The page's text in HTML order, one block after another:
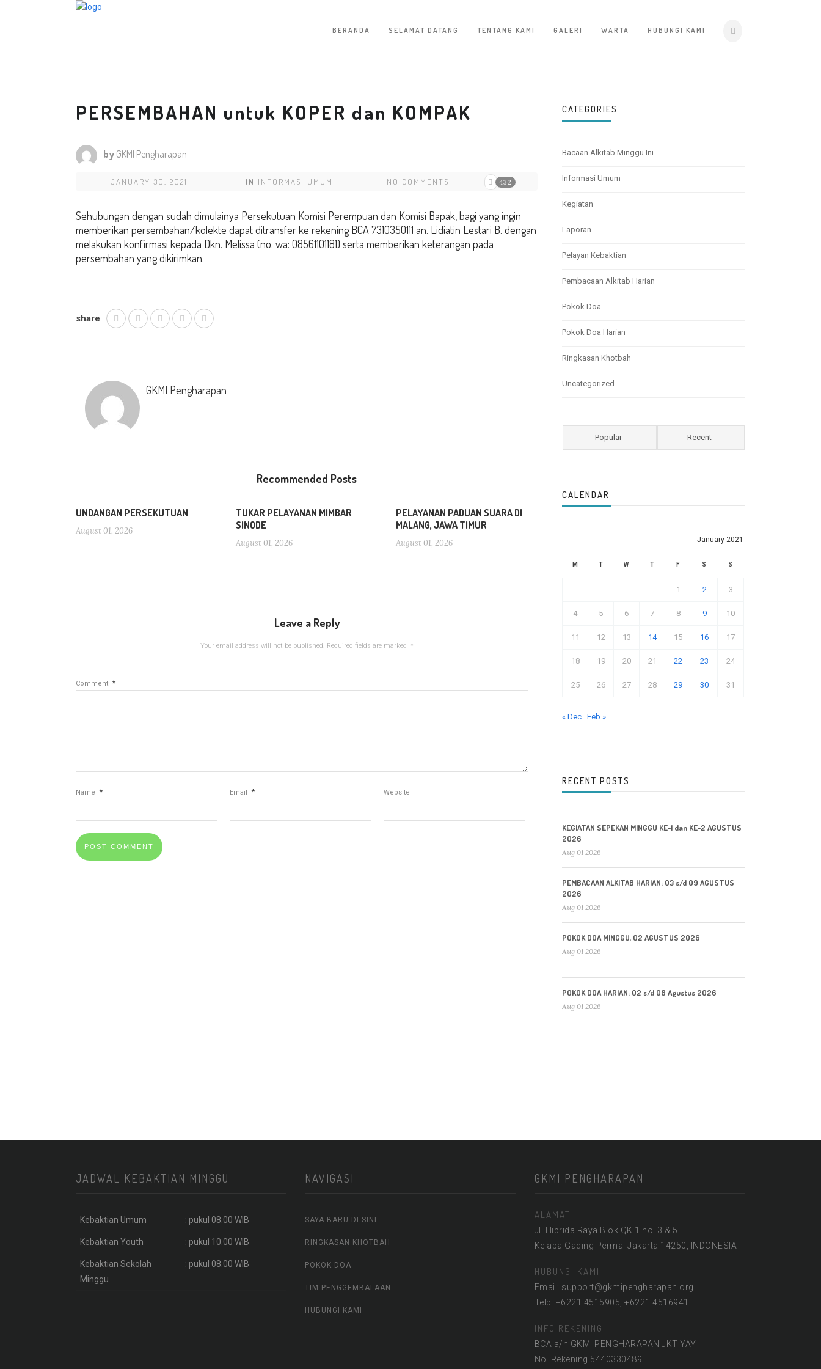
BERANDA SELAMAT DATANG TENTANG KAMI GALERI WARTA HUBUNGI KAMI
PERSEMBAHAN untuk KOPER dan KOMPAK
by GKMI Pengharapan
JANUARY 30, 2021 IN INFORMASI UMUM NO COMMENTS 432
Sehubungan dengan sudah dimulainya Persekutuan Komisi Perempuan dan Komisi Bapak, bagi yang ingin
memberikan persembahan/kolekte dapat ditransfer ke rekening BCA 7310350111 an. Lidiatin Lestari B. dengan
melakukan konfirmasi kepada Dkn. Melissa (no. wa: 08561101181) serta memberikan keterangan pada
persembahan yang dikirimkan.
share
GKMI Pengharapan
Recommended Posts
UNDANGAN PERSEKUTUAN
August 01, 2026
TUKAR PELAYANAN MIMBAR
SINODE
August 01, 2026
PELAYANAN PADUAN SUARA DI
MALANG, JAWA TIMUR
August 01, 2026
Leave a Reply
Your email address will not be published. Required fields are marked *
Comment *
Name * Email * Website
CATEGORIES
Bacaan Alkitab Minggu Ini
Informasi Umum
Kegiatan
Laporan
Pelayan Kebaktian
Pembacaan Alkitab Harian
Pokok Doa
Pokok Doa Harian
Ringkasan Khotbah
Uncategorized
Popular Recent
CALENDAR
January 2021
M T W T F S S
1 2 3
4 5 6 7 8 9 10
11 12 13 14 15 16 17
18 19 20 21 22 23 24
25 26 27 28 29 30 31
« Dec Feb »
RECENT POSTS
KEGIATAN SEPEKAN MINGGU KE-1 dan KE-2 AGUSTUS
2026
Aug 01 2026
PEMBACAAN ALKITAB HARIAN: 03 s/d 09 AGUSTUS
2026
Aug 01 2026
POKOK DOA MINGGU, 02 AGUSTUS 2026
Aug 01 2026
POKOK DOA HARIAN: 02 s/d 08 Agustus 2026
Aug 01 2026
JADWAL KEBAKTIAN MINGGU
Kebaktian Umum : pukul 08.00 WIB
Kebaktian Youth : pukul 10.00 WIB
Kebaktian Sekolah
Minggu
: pukul 08.00 WIB
NAVIGASI
SAYA BARU DI SINI
RINGKASAN KHOTBAH
POKOK DOA
TIM PENGGEMBALAAN
HUBUNGI KAMI
GKMI PENGHARAPAN
ALAMAT
Jl. Hibrida Raya Blok QK 1 no. 3 & 5
Kelapa Gading Permai Jakarta 14250, INDONESIA
HUBUNGI KAMI
Email: support@gkmipengharapan.org
Telp: +6221 4515905, +6221 4516941
INFO REKENING
BCA a/n GKMI PENGHARAPAN JKT YAY
No. Rekening 5440330489